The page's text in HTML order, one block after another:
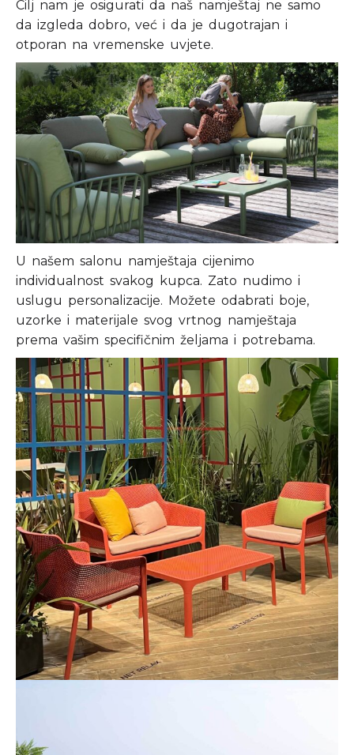
Cilj nam je osigurati da naš namještaj ne samo
da izgleda dobro, već i da je dugotrajan i
otporan na vremenske uvjete.
U našem salonu namještaja cijenimo
individualnost svakog kupca. Zato nudimo i
uslugu personalizacije. Možete odabrati boje,
uzorke i materijale svog vrtnog namještaja
prema vašim specifičnim željama i potrebama.